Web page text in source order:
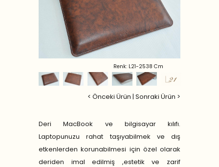
Renk: L21-2538 Cm
< Önceki Ürün | Sonraki Ürün >
Deri MacBook ve bilgisayar kılıfı.
Laptopunuzu rahat taşıyabilmek ve dış
etkenlerden korunabilmesi için özel olarak
deriden imal edilmiş ,estetik ve zarif